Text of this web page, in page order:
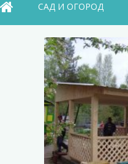
САД И ОГОРОД